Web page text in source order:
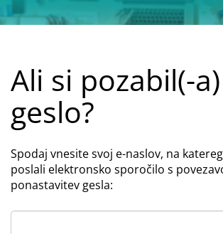
Ali si pozabil(-
geslo?
Spodaj vnesite svoj e-naslov, na
poslali elektronsko sporočilo s
ponastavitev gesla: